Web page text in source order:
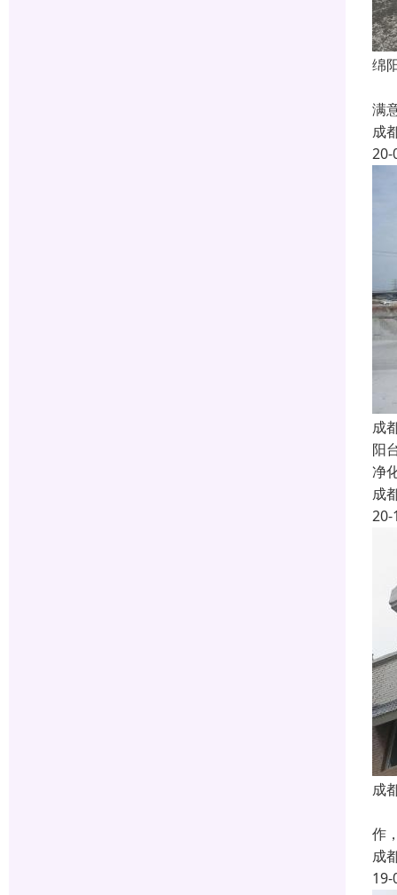
绵
满
成
20-
成
阳
净
成
20-
成
作
成
19-